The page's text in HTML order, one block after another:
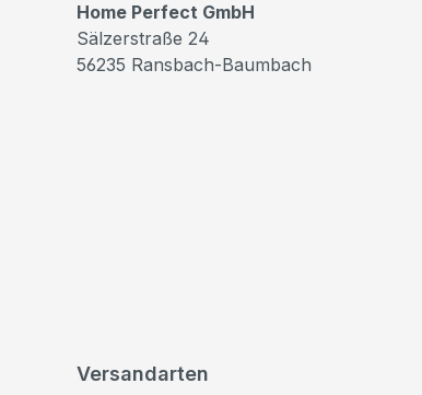
Versandarten
Home Perfect GmbH
Sälzerstraße 24
56235 Ransbach-Baumbach